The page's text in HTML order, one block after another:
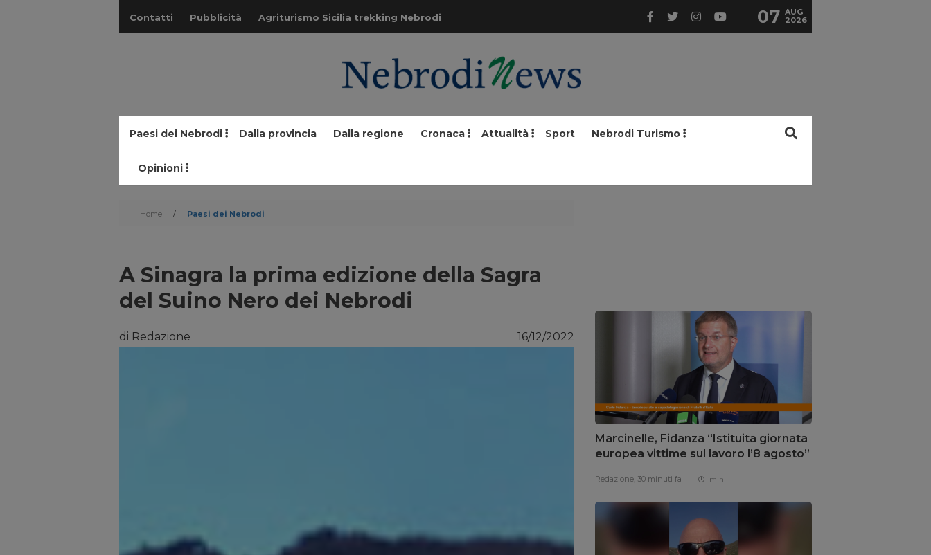
Contatti Pubblicità Agriturismo Sicilia trekking Nebrodi 07 AUG
2026
Paesi dei Nebrodi Dalla provincia Dalla regione Cronaca Attualità Sport Nebrodi Turismo
Opinioni
Home / Paesi dei Nebrodi
A Sinagra la prima edizione della Sagra
del Suino Nero dei Nebrodi
di Redazione 16/12/2022
Marcinelle, Fidanza “Istituita giornata
europea vittime sul lavoro l’8 agosto”
Redazione, 30 minuti fa 1 min